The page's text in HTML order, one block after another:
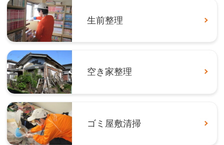
生前整理
空き家整理
ゴミ屋敷清掃